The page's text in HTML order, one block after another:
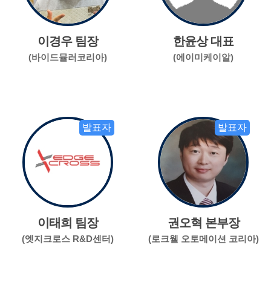
이경우 팀장
(바이드뮬러코리아)
한윤상 대표
(에이미케이알)
발표자
이태희 팀장
(엣지크로스 R&D센터)
발표자
권오혁 본부장
(로크웰 오토메이션 코리아)